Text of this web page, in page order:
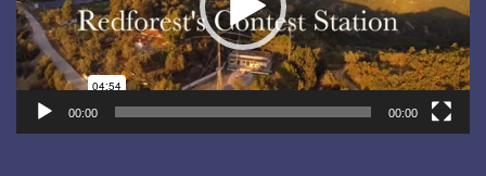
00:00 00:00